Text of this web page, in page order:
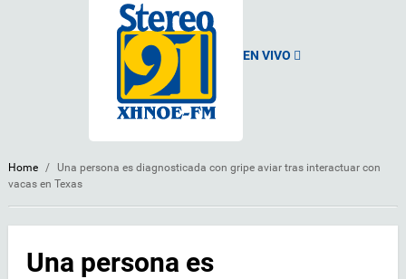
EN VIVO
Home /
Una persona es diagnosticada con gripe aviar tras interactuar con
vacas en Texas
Una persona es